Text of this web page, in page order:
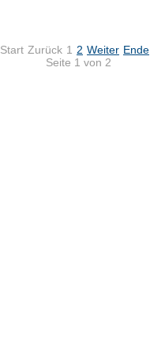
Start Zurück 1 2 Weiter Ende
Seite 1 von 2